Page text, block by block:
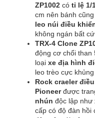
ZP1002 có tỉ lệ 1/
cm nên bánh
leo núi điều
không ngán bất
TRX-4 Clone
động cơ chổi than
loại xe địa hình
leo trèo cực
Rock craeler
Pioneer được
nhún độc lập như
cấp có độ đàn hồi